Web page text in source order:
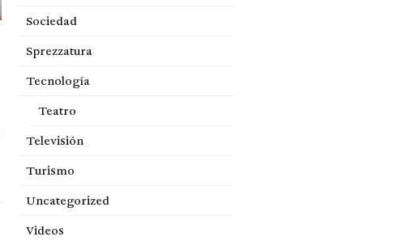
Sociedad
Sprezzatura
Tecnología
Teatro
Televisión
Turismo
Uncategorized
Videos